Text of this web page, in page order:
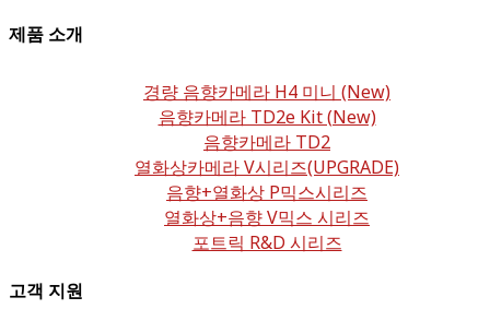
제품 소개
경량 음향카메라 H4 미니 (New)
음향카메라 TD2e Kit (New)
음향카메라 TD2
열화상카메라 V시리즈(UPGRADE)
음향+열화상 P믹스시리즈
열화상+음향 V믹스 시리즈
포트릭 R&D 시리즈
고객 지원